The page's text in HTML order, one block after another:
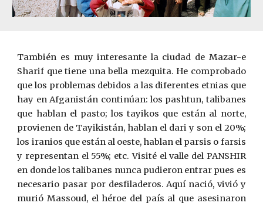
También es muy interesante la ciudad de Mazar-e
Sharif que tiene una bella mezquita. He comprobado
que los problemas debidos a las diferentes etnias que
hay en Afganistán continúan: los pashtun, talibanes
que hablan el pasto; los tayikos que están al norte,
provienen de Tayikistán, hablan el dari y son el 20%;
los iranios que están al oeste, hablan el parsis o farsis
y representan el 55%; etc. Visité el valle del PANSHIR
en donde los talibanes nunca pudieron entrar pues es
necesario pasar por desfiladeros. Aquí nació, vivió y
murió Massoud, el héroe del país al que asesinaron